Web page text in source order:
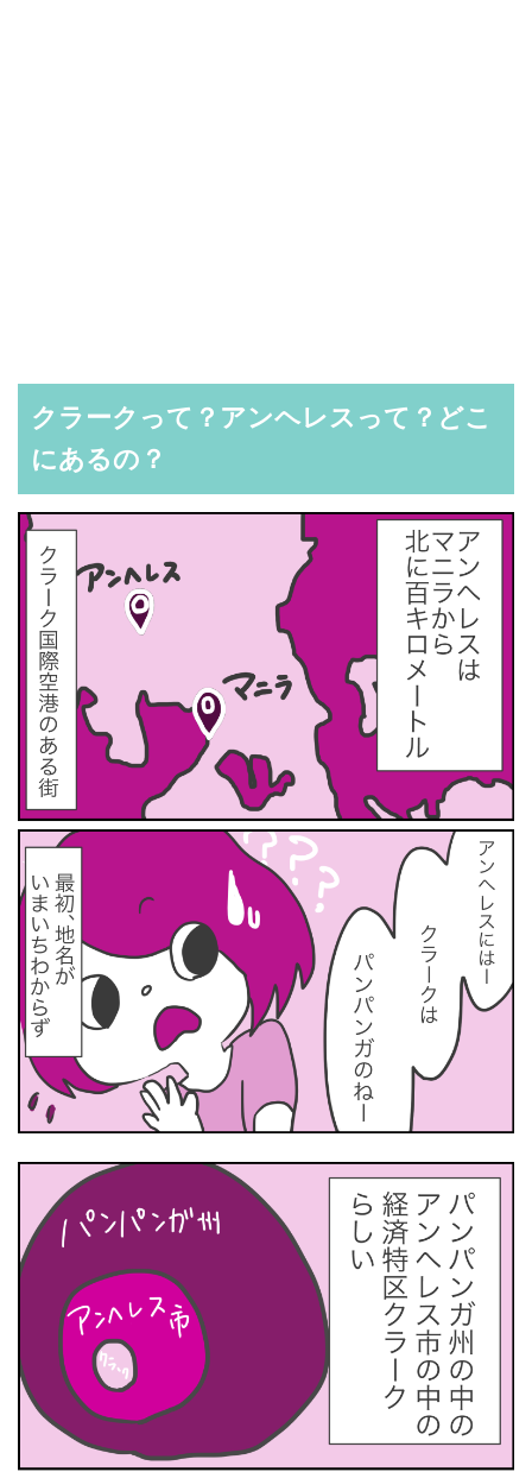
クラークって？アンヘレスって？どこ
にあるの？